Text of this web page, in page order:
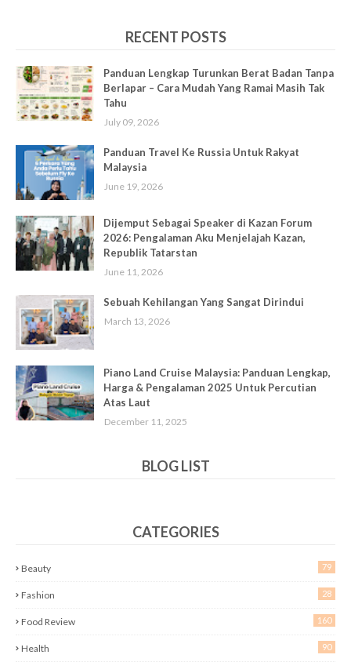
RECENT POSTS
Panduan Lengkap Turunkan Berat Badan Tanpa
Berlapar – Cara Mudah Yang Ramai Masih Tak
Tahu
July 09, 2026
Panduan Travel Ke Russia Untuk Rakyat
Malaysia
June 19, 2026
Dijemput Sebagai Speaker di Kazan Forum
2026: Pengalaman Aku Menjelajah Kazan,
Republik Tatarstan
June 11, 2026
Sebuah Kehilangan Yang Sangat Dirindui
March 13, 2026
Piano Land Cruise Malaysia: Panduan Lengkap,
Harga & Pengalaman 2025 Untuk Percutian
Atas Laut
December 11, 2025
BLOG LIST
CATEGORIES
Beauty 79
Fashion 28
Food Review 160
Health 90